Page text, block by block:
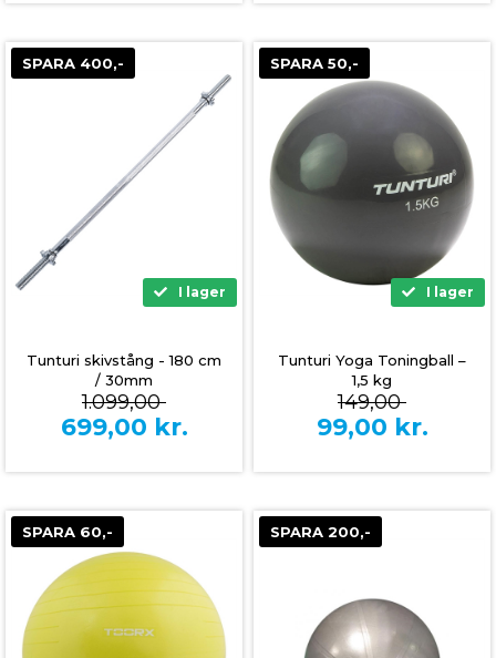
SPARA 400,-
I lager
Tunturi skivstång - 180 cm
/ 30mm
1.099,00
699,00 kr.
SPARA 50,-
I lager
Tunturi Yoga Toningball –
1,5 kg
149,00
99,00 kr.
SPARA 60,- SPARA 200,-